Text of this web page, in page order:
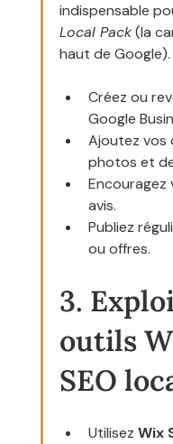
indispensable
Local Pack (la
haut de Google).
Créez ou
Google
Ajoutez vos
photos et
Encouragez
avis.
Publiez
ou offres.
3.
outils
SEO
Utilisez Wix